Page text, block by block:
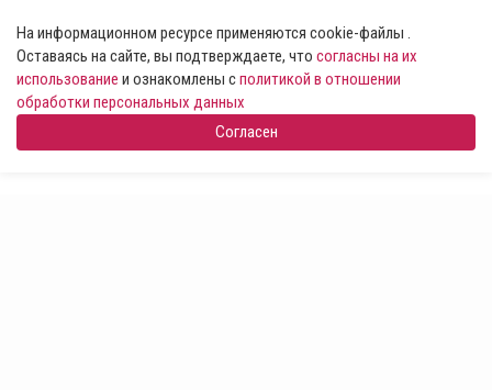
На информационном ресурсе применяются cookie-файлы .
Оставаясь на сайте, вы подтверждаете, что согласны на их
использование и ознакомлены сполитикой в отношении
обработки персональных данных
Согласен